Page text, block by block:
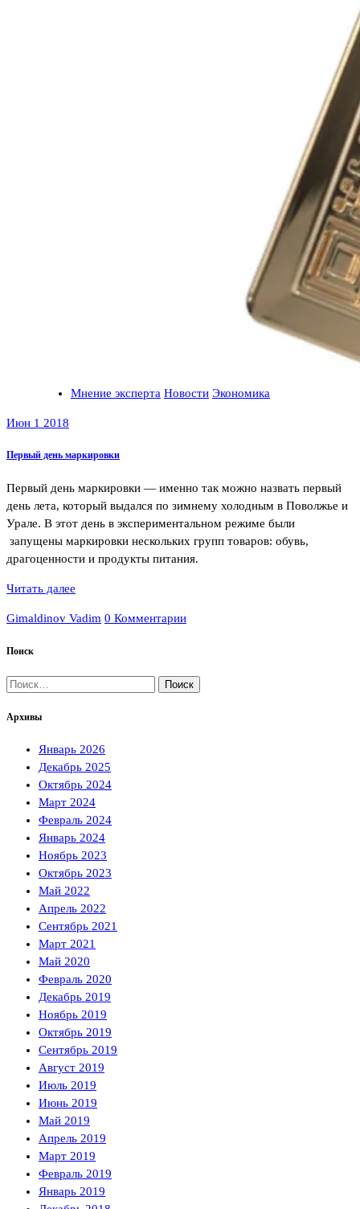
Мнение эксперта Новости Экономика
Июн 1 2018
Первый день маркировки
Первый день маркировки — именно так можно назвать первый
день лета, который выдался по зимнему холодным в Поволжье и
Урале. В этот день в экспериментальном режиме были
запущены маркировки нескольких групп товаров: обувь,
драгоценности и продукты питания.
Читать далее
Gimaldinov Vadim 0 Комментарии
Поиск
Найти:
Архивы
Январь 2026
Декабрь 2025
Октябрь 2024
Март 2024
Февраль 2024
Январь 2024
Ноябрь 2023
Октябрь 2023
Май 2022
Апрель 2022
Сентябрь 2021
Март 2021
Май 2020
Февраль 2020
Декабрь 2019
Ноябрь 2019
Октябрь 2019
Сентябрь 2019
Август 2019
Июль 2019
Июнь 2019
Май 2019
Апрель 2019
Март 2019
Февраль 2019
Январь 2019